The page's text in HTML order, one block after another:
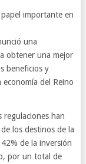
importante en
una
obtener una mejor
beneficios y
economía del Reino
regulaciones han
los destinos de la
de la inversión
por un total de